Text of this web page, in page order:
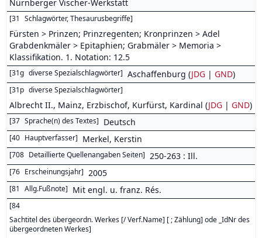
Nürnberger Vischer-Werkstatt
[31 Schlagwörter, Thesaurusbegriffe]
Fürsten > Prinzen; Prinzregenten; Kronprinzen > Adel
Grabdenkmäler > Epitaphien; Grabmäler > Memoria >
Klassifikation. 1. Notation: 12.5
[31g diverse Spezialschlagwörter] Aschaffenburg (JDG | GND)
[31p diverse Spezialschlagwörter]
Albrecht II., Mainz, Erzbischof, Kurfürst, Kardinal (JDG | GND)
[37 Sprache(n) des Textes] Deutsch
[40 Hauptverfasser] Merkel, Kerstin
[708 Detaillierte Quellenangaben Seiten] 250-263 : Ill.
[76 Erscheinungsjahr] 2005
[81 Allg.Fußnote] Mit engl. u. franz. Rés.
[84
Sachtitel des übergeordn. Werkes [/ Verf.Name] [ ; Zählung] ode _IdNr des
übergeordneten Werkes]